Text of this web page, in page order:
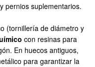
pernios suplementarios.
(tornillería de diámetro y
con resinas para
En huecos antiguos,
para garantizar la